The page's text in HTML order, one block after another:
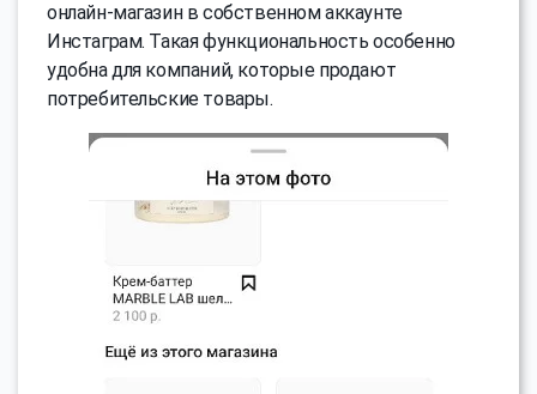
онлайн-магазин в собственном аккаунте
Инстаграм. Такая функциональность особенно
удобна для компаний, которые продают
потребительские товары.